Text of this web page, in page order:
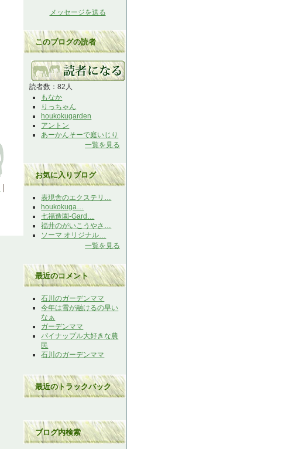
メッセージを送る
このブログの読者
読者数：82人
もなか
りっちゃん
houkokugarden
アントン
あーかんそーで庭いじり
一覧を見る
お気に入りブログ
表現舎のエクステリ…
houkokuga…
七福造園-Gard…
福井のがいこうやさ…
ソーマ オリジナル…
一覧を見る
最近のコメント
石川のガーデンママ
今年は雪が融けるの早い
なぁ
ガーデンママ
パイナップル大好きな農
民
石川のガーデンママ
最近のトラックバック
ブログ内検索